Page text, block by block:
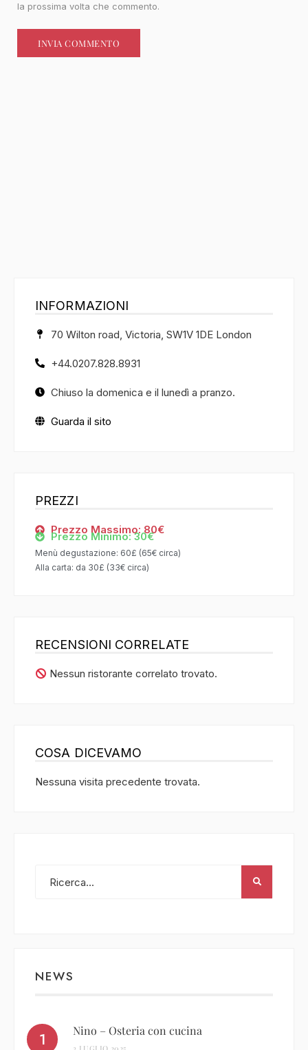
la prossima volta che commento.
INFORMAZIONI
70 Wilton road, Victoria, SW1V 1DE London
+44.0207.828.8931
Chiuso la domenica e il lunedì a pranzo.
Guarda il sito
PREZZI
Prezzo Massimo: 80€
Prezzo Minimo: 30€
Menù degustazione: 60£ (65€ circa)
Alla carta: da 30£ (33€ circa)
RECENSIONI CORRELATE
Nessun ristorante correlato trovato.
COSA DICEVAMO
Nessuna visita precedente trovata.
NEWS
Nino – Osteria con cucina